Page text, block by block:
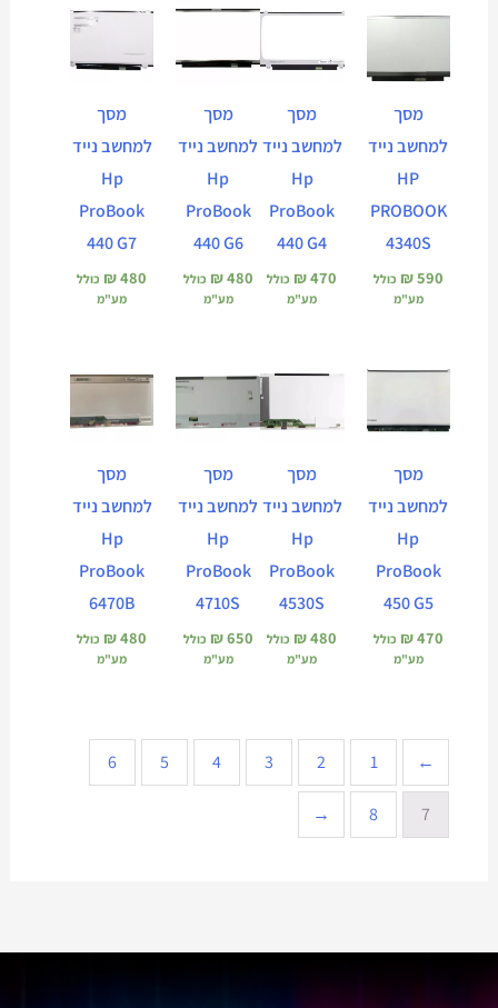
מסך
למחשב נייד
HP
PROBOOK
4340S
₪590
כולל
מע"מ
מסך
למחשב נייד
Hp
ProBook
440 G4
₪470
כולל
מע"מ
מסך
למחשב נייד
Hp
ProBook
440 G6
₪480
כולל
מע"מ
מסך
למחשב נייד
Hp
ProBook
440 G7
₪480
כולל
מע"מ
מסך
למחשב נייד
Hp
ProBook
450 G5
₪470
כולל
מע"מ
מסך
למחשב נייד
Hp
ProBook
4530S
₪480
כולל
מע"מ
מסך
למחשב נייד
Hp
ProBook
4710S
₪650
כולל
מע"מ
מסך
למחשב נייד
Hp
ProBook
6470B
₪480
כולל
מע"מ
→
1
2
3
4
5
6
7
8
←